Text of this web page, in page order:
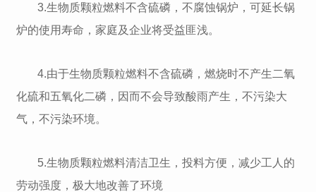
3.生物质颗粒燃料不含硫磷，不腐蚀锅炉，可延长锅
炉的使用寿命，家庭及企业将受益匪浅。
4.由于生物质颗粒燃料不含硫磷，燃烧时不产生二氧
化硫和五氧化二磷，因而不会导致酸雨产生，不污染大
气，不污染环境。
5.生物质颗粒燃料清洁卫生，投料方便，减少工人的
劳动强度，极大地改善了环境